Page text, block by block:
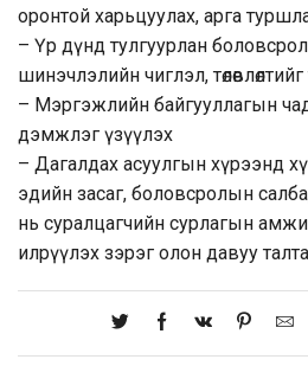
оронтой харьцуулах, арга
– Үр дүнд тулгуурлан
шинэчлэлийн чиглэл,
– Мэргэжлийн байгууллагын
дэмжлэг үзүүлэх
– Дагалдах асуулгын хүрээнд
эдийн засаг, боловсролын
нь суралцагчийн сурлагын
илрүүлэх зэрэг олон давуу